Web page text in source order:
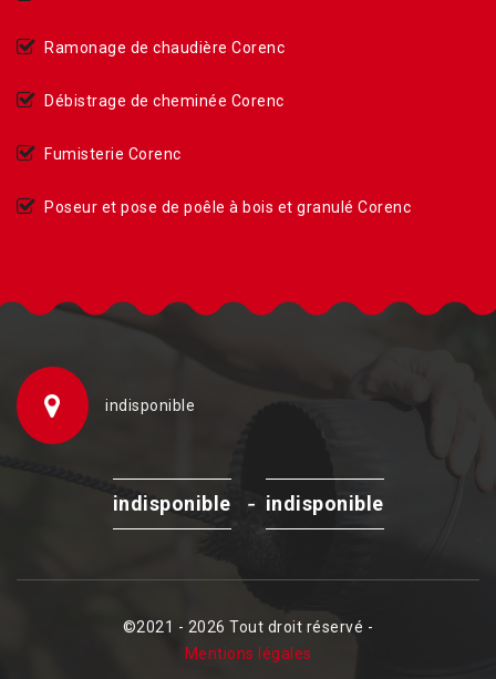
Ramonage de chaudière Corenc
Débistrage de cheminée Corenc
Fumisterie Corenc
Poseur et pose de poêle à bois et granulé Corenc
indisponible
indisponible - indisponible
©2021 - 2026 Tout droit réservé -
Mentions légales